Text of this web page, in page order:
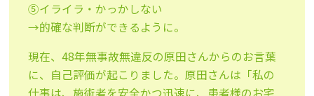
⑤イライラ・かっかしない
→的確な判断ができるように。
現在、48年無事故無違反の原田さんからのお言葉
に、自己評価が起こりました。原田さんは「私の
仕事は、施術者を安全かつ迅速に、患者様のお宅